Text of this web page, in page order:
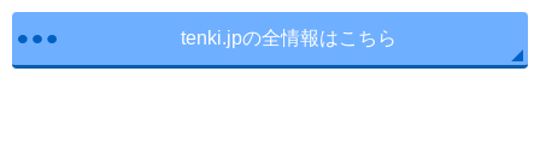
tenki.jpの全情報はこちら